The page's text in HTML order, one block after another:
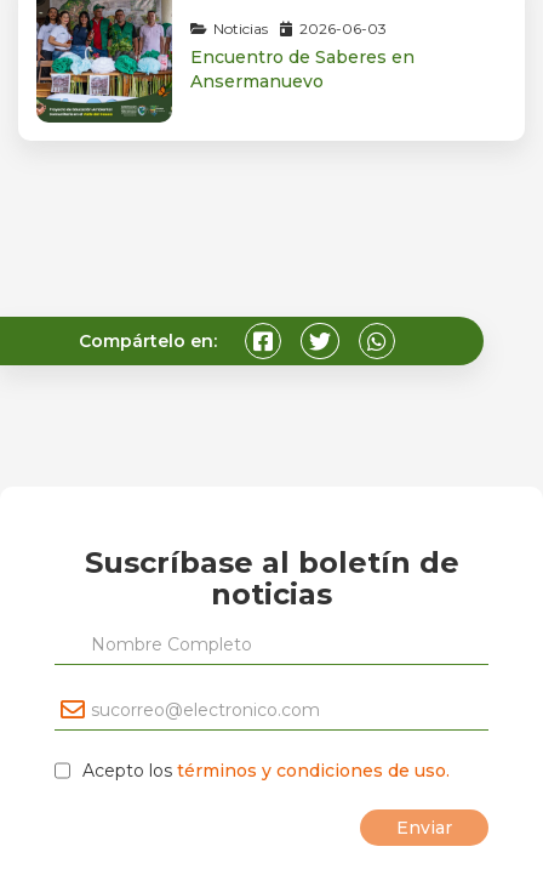
Noticias 2026-06-03
Encuentro de Saberes en
Ansermanuevo
Compártelo en:
Suscríbase al boletín de
noticias
Acepto los términos y condiciones de uso.